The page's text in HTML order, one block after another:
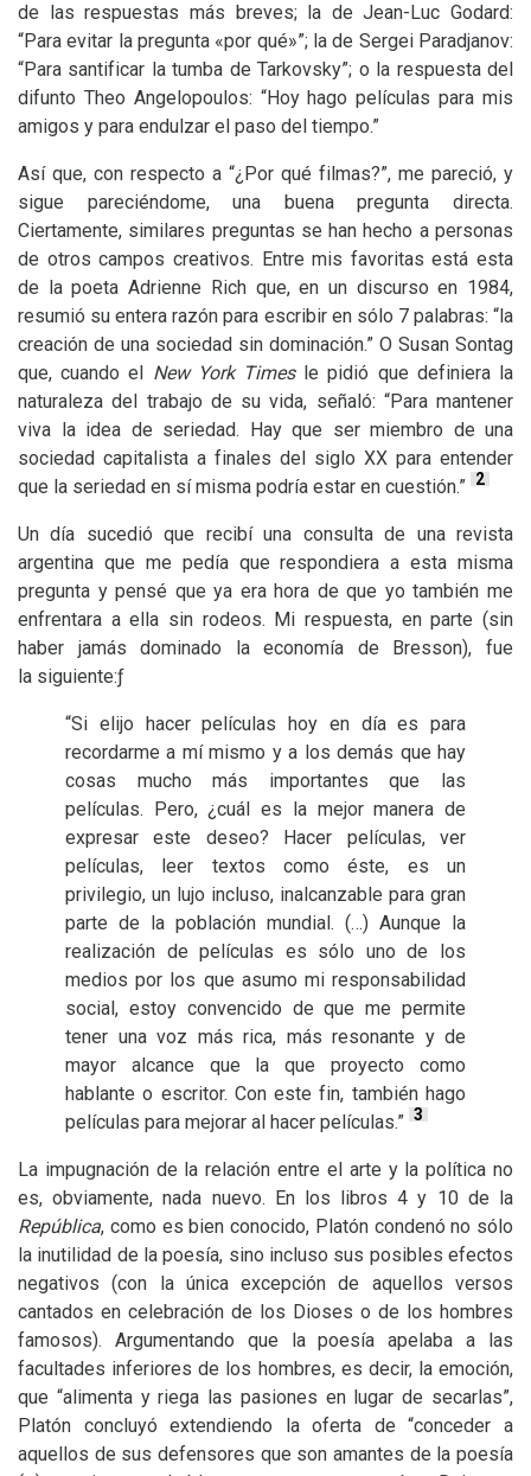
de las respuestas más breves; la de Jean-Luc Godard:
“Para evitar la pregunta «por qué»”; la de Sergei Paradjanov:
“Para santificar la tumba de Tarkovsky”; o la respuesta del
difunto Theo Angelopoulos: “Hoy hago películas para mis
amigos y para endulzar el paso del tiempo.”
Así que, con respecto a “¿Por qué filmas?”, me pareció, y
sigue pareciéndome, una buena pregunta directa.
Ciertamente, similares preguntas se han hecho a personas
de otros campos creativos. Entre mis favoritas está esta
de la poeta Adrienne Rich que, en un discurso en 1984,
resumió su entera razón para escribir en sólo 7 palabras: “la
creación de una sociedad sin dominación.” O Susan Sontag
que, cuando el New York Timesle pidió que definiera la
naturaleza del trabajo de su vida, señaló: “Para mantener
viva la idea de seriedad. Hay que ser miembro de una
sociedad capitalista a finales del siglo XX para entender
que la seriedad en sí misma podría estar en cuestión.” 2
Un día sucedió que recibí una consulta de una revista
argentina que me pedía que respondiera a esta misma
pregunta y pensé que ya era hora de que yo también me
enfrentara a ella sin rodeos. Mi respuesta, en parte (sin
haber jamás dominado la economía de Bresson), fue
la siguiente:ƒ
“Si elijo hacer películas hoy en día es para
recordarme a mí mismo y a los demás que hay
cosas mucho más importantes que las
películas. Pero, ¿cuál es la mejor manera de
expresar este deseo? Hacer películas, ver
películas, leer textos como éste, es un
privilegio, un lujo incluso, inalcanzable para gran
parte de la población mundial. (…) Aunque la
realización de películas es sólo uno de los
medios por los que asumo mi responsabilidad
social, estoy convencido de que me permite
tener una voz más rica, más resonante y de
mayor alcance que la que proyecto como
hablante o escritor. Con este fin, también hago
películas para mejorar al hacer películas.” 3
La impugnación de la relación entre el arte y la política no
es, obviamente, nada nuevo. En los libros 4 y 10 de la
República, como es bien conocido, Platón condenó no sólo
la inutilidad de la poesía, sino incluso sus posibles efectos
negativos (con la única excepción de aquellos versos
cantados en celebración de los Dioses o de los hombres
famosos). Argumentando que la poesía apelaba a las
facultades inferiores de los hombres, es decir, la emoción,
que “alimenta y riega las pasiones en lugar de secarlas”,
Platón concluyó extendiendo la oferta de “conceder a
aquellos de sus defensores que son amantes de la poesía